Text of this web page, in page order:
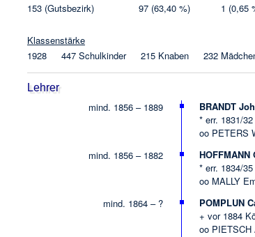
153 (Gutsbezirk)
97 (63,40 %) 1 (0,65
Klassenstärke
1928 447 Schulkinder 215 Knaben 232
Lehrer
mind. 1856 – 1889
BRANDT
* err. 1831/
oo PETERS
mind. 1856 – 1882
HOFFMANN
* err. 1834/
oo MALLY
mind. 1864 – ?
POMPLUN
+ vor 1884
oo PIETSCH